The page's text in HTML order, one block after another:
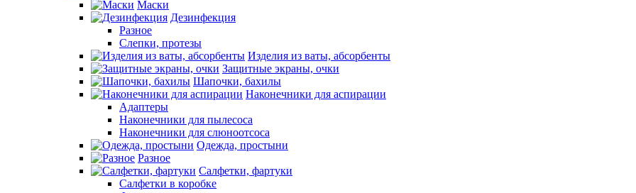
Маски
Дезинфекция
Разное
Слепки, протезы
Изделия из ваты, абсорбенты
Защитные экраны, очки
Шапочки, бахилы
Наконечники для аспирации
Адаптеры
Наконечники для пылесоса
Наконечники для слюноотсоса
Одежда, простыни
Разное
Салфетки, фартуки
Салфетки в коробке